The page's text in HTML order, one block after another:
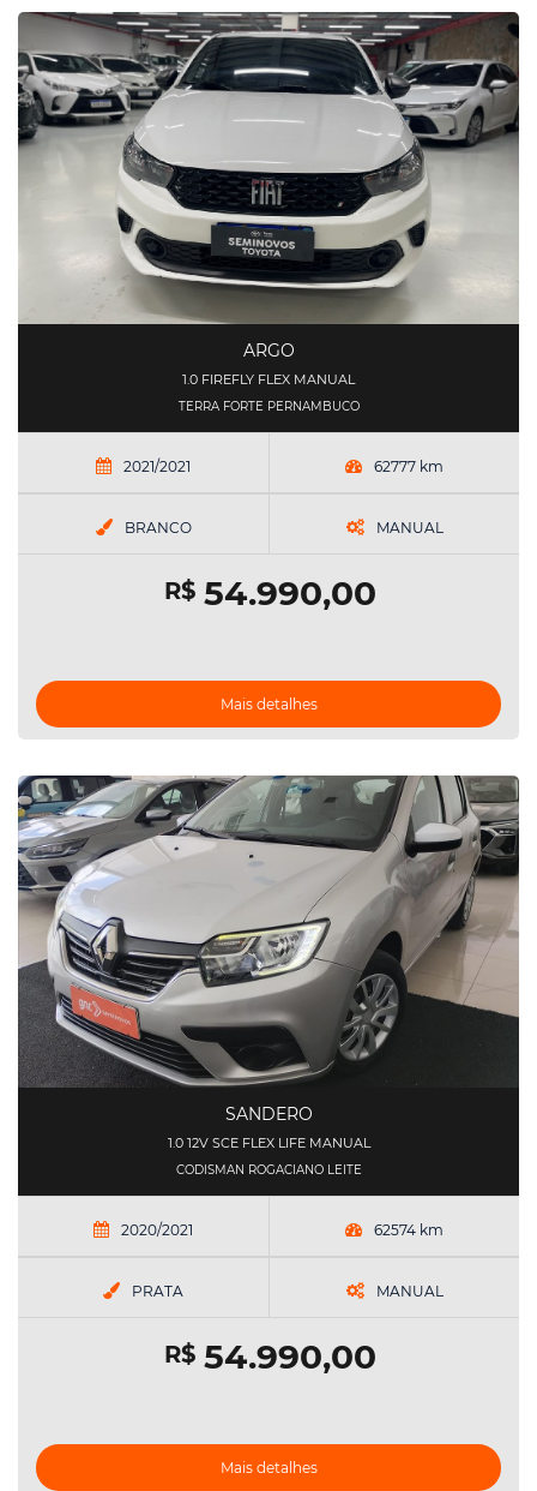
ARGO
1.0 FIREFLY FLEX MANUAL
TERRA FORTE PERNAMBUCO
2021/2021 62777 km
BRANCO MANUAL
R$54.990,00
Mais detalhes
SANDERO
1.0 12V SCE FLEX LIFE MANUAL
CODISMAN ROGACIANO LEITE
2020/2021 62574 km
PRATA MANUAL
R$54.990,00
Mais detalhes